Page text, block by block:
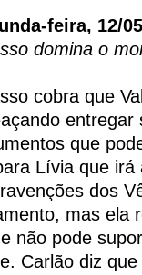
feira, 12/
domina o
cobra que
entregar
que
Lívia que irá
dos
mas ela
não pode
Carlão diz